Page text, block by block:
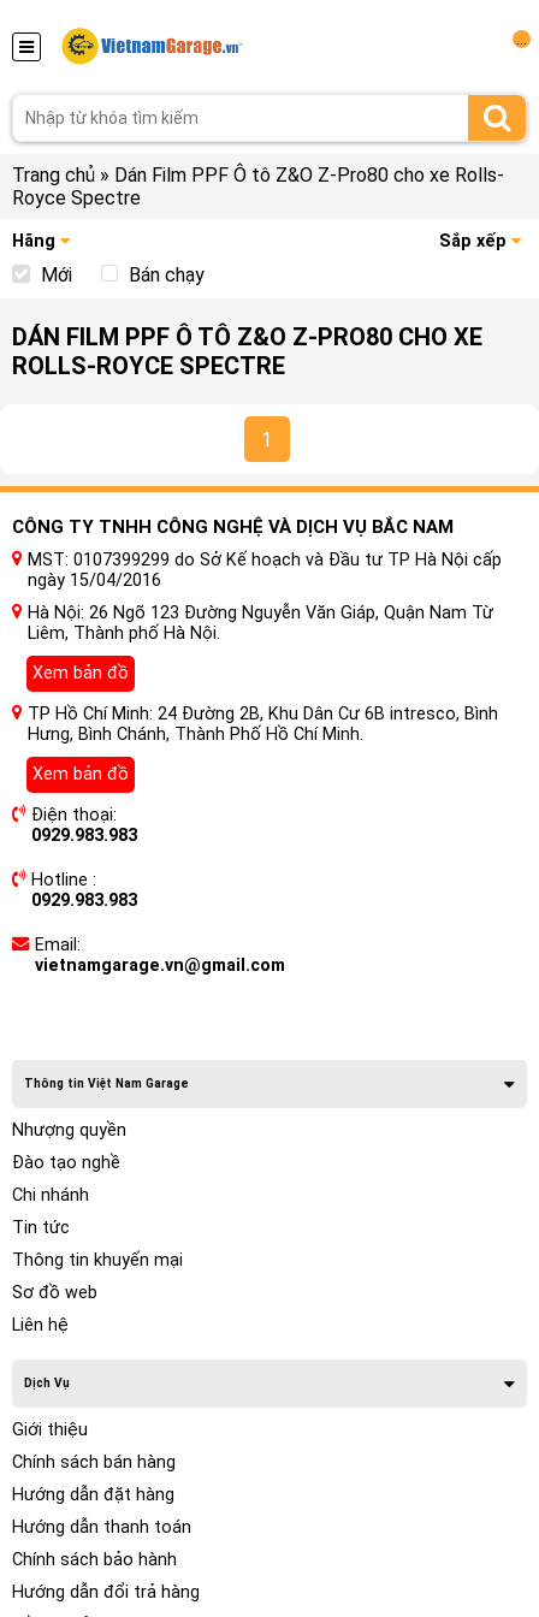
Trang chủ » Dán Film PPF Ô tô Z&O Z-Pro80 cho xe Rolls-
Royce Spectre
Hãng Sắp xếp
Mới Bán chạy
DÁN FILM PPF Ô TÔ Z&O Z-PRO80 CHO XE
ROLLS-ROYCE SPECTRE
1
CÔNG TY TNHH CÔNG NGHỆ VÀ DỊCH VỤ BẮC NAM
MST: 0107399299 do Sở Kế hoạch và Đầu tư TP Hà Nội cấp
ngày 15/04/2016
Hà Nội: 26 Ngõ 123 Đường Nguyễn Văn Giáp, Quận Nam Từ
Liêm, Thành phố Hà Nội.
Xem bản đồ
TP Hồ Chí Minh: 24 Đường 2B, Khu Dân Cư 6B intresco, Bình
Hưng, Bình Chánh, Thành Phố Hồ Chí Minh.
Xem bản đồ
Điện thoại:
0929.983.983
Hotline :
0929.983.983
Email:
vietnamgarage.vn@gmail.com
Thông tin Việt Nam Garage
Nhượng quyền
Đào tạo nghề
Chi nhánh
Tin tức
Thông tin khuyến mại
Sơ đồ web
Liên hệ
Dịch Vụ
Giới thiệu
Chính sách bán hàng
Hướng dẫn đặt hàng
Hướng dẫn thanh toán
Chính sách bảo hành
Hướng dẫn đổi trả hàng